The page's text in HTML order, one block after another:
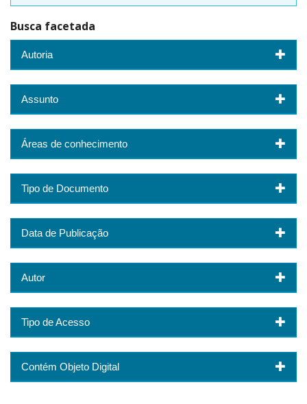
Busca facetada
Autoria
Assunto
Áreas de conhecimento
Tipo de Documento
Data de Publicação
Autor
Tipo de Acesso
Contém Objeto Digital